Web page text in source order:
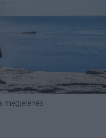
megjelenés